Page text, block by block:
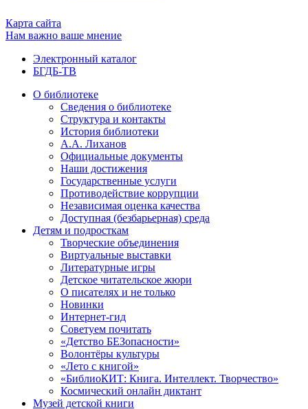
Карта сайта
Нам важно ваше мнение
Электронный каталог
БГДБ-ТВ
О библиотеке
Сведения о библиотеке
Структура и контакты
История библиотеки
А.А. Лиханов
Официальные документы
Наши достижения
Государственные услуги
Противодействие коррупции
Независимая оценка качества
Доступная (безбарьерная) среда
Детям и подросткам
Творческие объединения
Виртуальные выставки
Литературные игры
Детское читательское жюри
О писателях и не только
Новинки
Интернет-гид
Советуем почитать
«Детство БЕЗопасности»
Волонтёры культуры
«Лето с книгой»
«БиблиоКИТ: Книга. Интеллект. Творчество»
Космический онлайн диктант
Музей детской книги